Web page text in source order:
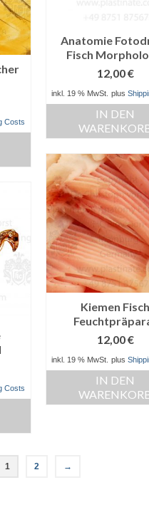
Anatomie
Fisch
12,00€
inkl. 19 % MwSt. plus
IN DEN
Costs
Kiemen Fisch
12,00€
inkl. 19 % MwSt. plus
IN DEN
Costs
1 2 →